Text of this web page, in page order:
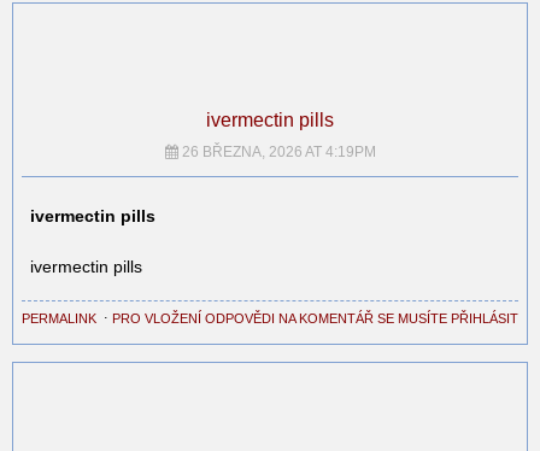
ivermectin pills
26 BŘEZNA, 2026 AT 4:19PM
ivermectin pills
ivermectin pills
PERMALINK ⋅ PRO VLOŽENÍ ODPOVĚDI NA KOMENTÁŘ SE MUSÍTE PŘIHLÁSIT